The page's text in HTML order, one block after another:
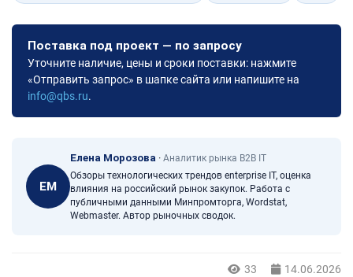
Поставка под проект — по запросу
Уточните наличие, цены и сроки поставки: нажмите
«Отправить запрос» в шапке сайта или напишите на
info@qbs.ru.
ЕМ
Елена Морозова · Аналитик рынка B2B IT
Обзоры технологических трендов enterprise IT, оценка
влияния на российский рынок закупок. Работа с
публичными данными Минпромторга, Wordstat,
Webmaster. Автор рыночных сводок.
33 14.06.2026